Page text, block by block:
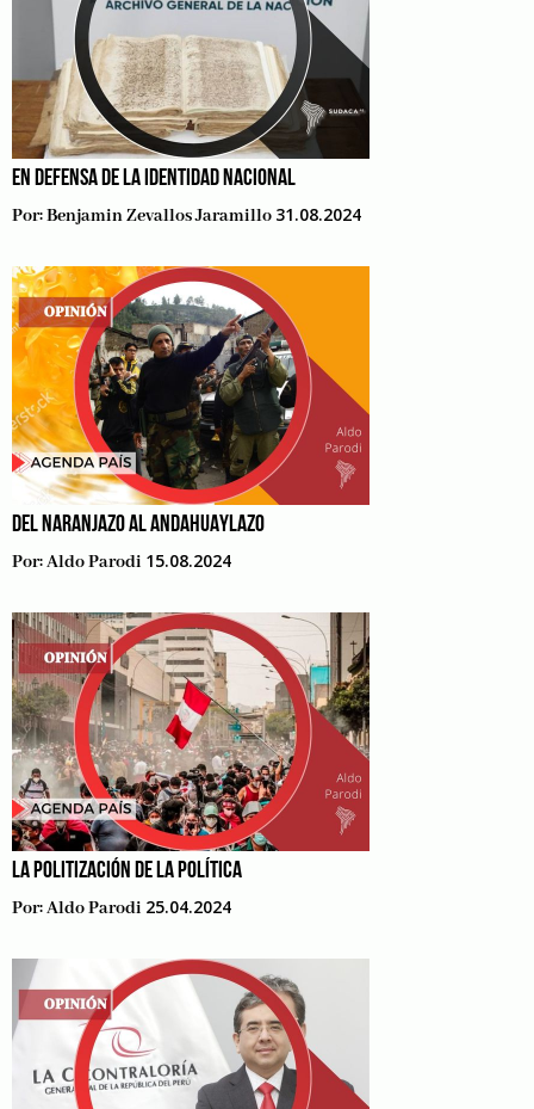
EN DEFENSA DE LA IDENTIDAD NACIONAL
Por:Benjamin Zevallos Jaramillo 31.08.2024
DEL NARANJAZO AL ANDAHUAYLAZO
Por:Aldo Parodi 15.08.2024
LA POLITIZACIÓN DE LA POLÍTICA
Por:Aldo Parodi 25.04.2024